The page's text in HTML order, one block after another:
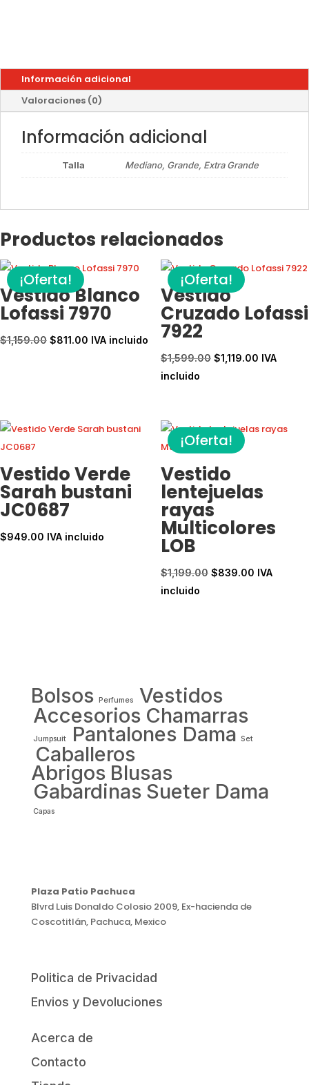
Información adicional
Valoraciones (0)
Información adicional
Talla Mediano, Grande, Extra Grande
Productos relacionados
¡Oferta!
Vestido Blanco
Lofassi 7970
$1,159.00 El
$811.00 El
IVA incluido
¡Oferta!
Vestido
Cruzado Lofassi
7922
$1,599.00 El
$1,599.00.
$1,119.00El
$1,119.00.
IVA
incluido
Vestido Verde
Sarah bustani
JC0687
$949.00 IVA incluido
¡Oferta!
Vestido
lentejuelas
rayas
Multicolores
LOB
$1,199.00 El
$839.00ElIVA
incluido
Bolsos Perfumes
Vestidos
Accesorios Chamarras
Jumpsuit Pantalones Dama Set
Caballeros
Abrigos Blusas
Gabardinas Sueter Dama
Capas
Plaza Patio Pachuca
Blvrd Luis Donaldo Colosio 2009, Ex-hacienda de
Coscotitlán, Pachuca, Mexico
Politica de Privacidad
Envios y Devoluciones
Acerca de
Contacto